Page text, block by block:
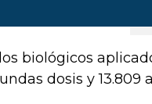
biológicos
dosis y 13.809